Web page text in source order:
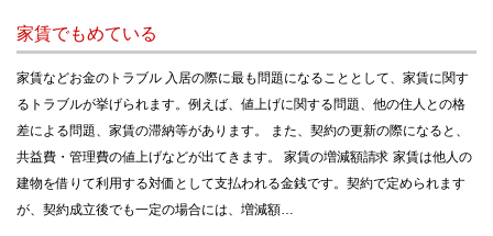
家賃でもめている
家賃などお金のトラブル 入居の際に最も問題になることとして、家賃に関す
るトラブルが挙げられます。例えば、値上げに関する問題、他の住人との格
差による問題、家賃の滞納等があります。 また、契約の更新の際になると、
共益費・管理費の値上げなどが出てきます。 家賃の増減額請求 家賃は他人の
建物を借りて利用する対価として支払われる金銭です。契約で定められます
が、契約成立後でも一定の場合には、増減額…